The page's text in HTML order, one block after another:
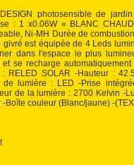
photosensible de
: 1 x0.06W « BLANC
Ni-MH Durée de
givré est équipée de 4 Leds
dans l'espace le plus
et se recharge
: RELED SOLAR -Hauteur :
de lumière : LED -Prise
de la lumière : 2700 Kelvin -
Boîte couleur (Blanc/jaune) -